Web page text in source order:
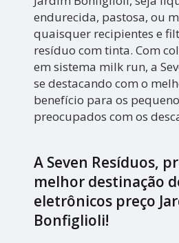
endurecida, pastosa, ou
quaisquer recipientes e
resíduo com tinta. Com
em sistema milk run, a
se destacando com o
benefício para os
preocupados com os
A Seven Resíduos,
melhor destinação
eletrônicos preço
Bonfiglioli!